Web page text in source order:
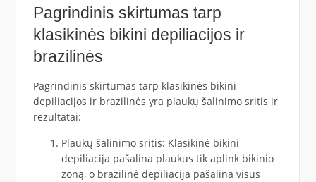
Pagrindinis skirtumas tarp
klasikinės bikini depiliacijos ir
brazilinės
Pagrindinis skirtumas tarp klasikinės bikini
depiliacijos ir brazilinės yra plaukų šalinimo sritis ir
rezultatai:
Plaukų šalinimo sritis: Klasikinė bikini
depiliacija pašalina plaukus tik aplink bikinio
zoną, o brazilinė depiliacija pašalina visus